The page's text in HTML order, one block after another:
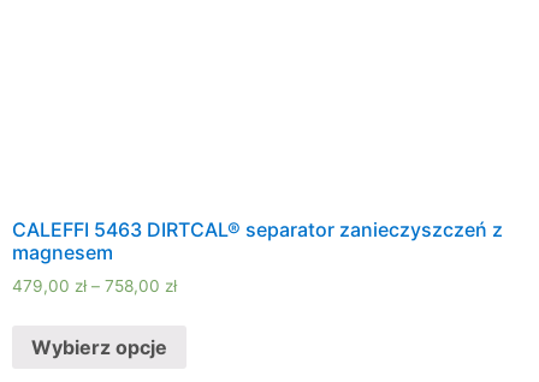
CALEFFI 5463 DIRTCAL® separator zanieczyszczeń z
magnesem
479,00 zł – 758,00 zł
Wybierz opcje